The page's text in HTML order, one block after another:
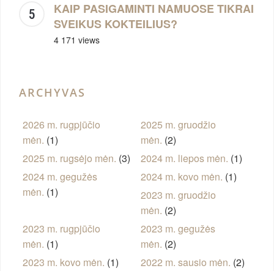
KAIP PASIGAMINTI NAMUOSE TIKRAI
SVEIKUS KOKTEILIUS?
4 171 views
ARCHYVAS
2026 m. rugpjūčio
mėn. (1)
2025 m. gruodžio
mėn. (2)
2025 m. rugsėjo mėn. (3) 2024 m. liepos mėn. (1)
2024 m. gegužės
mėn. (1)
2024 m. kovo mėn. (1)
2023 m. gruodžio
mėn. (2)
2023 m. rugpjūčio
mėn. (1)
2023 m. gegužės
mėn. (2)
2023 m. kovo mėn. (1) 2022 m. sausio mėn. (2)